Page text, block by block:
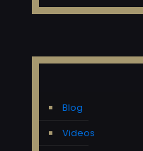
Blog
Videos